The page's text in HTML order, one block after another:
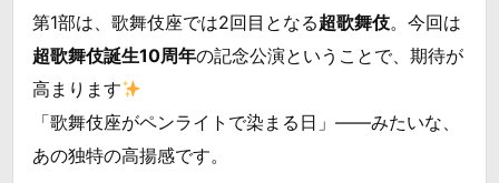
第1部は、歌舞伎座では2回目となる超歌舞伎。今回は
超歌舞伎誕生10周年の記念公演ということで、期待が
高まります
「歌舞伎座がペンライトで染まる日」――みたいな、
あの独特の高揚感です。